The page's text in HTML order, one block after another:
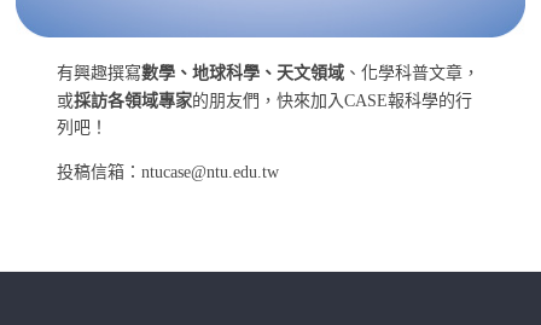
有興趣撰寫數學、地球科學、天文領域 、化學科普文章，
或採訪各領域專家的朋友們，快來加入CASE報科學的行
列吧！
投稿信箱：ntucase@ntu.edu.tw